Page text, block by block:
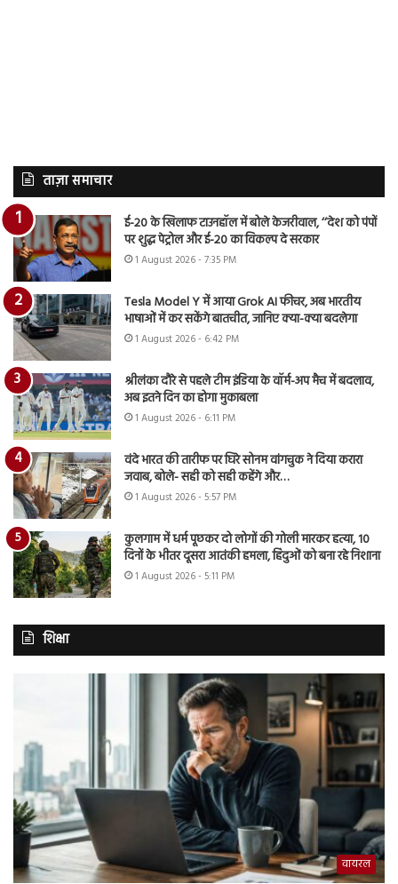
ताज़ा समाचार
ई-20 के खिलाफ टाउनहॉल में बोले केजरीवाल, ‘‘देश को पंपों
पर शुद्ध पेट्रोल और ई-20 का विकल्प दे सरकार
1 August 2026 - 7:35 PM
Tesla Model Y में आया Grok AI फीचर, अब भारतीय
भाषाओं में कर सकेंगे बातचीत, जानिए क्या-क्या बदलेगा
1 August 2026 - 6:42 PM
श्रीलंका दौरे से पहले टीम इंडिया के वॉर्म-अप मैच में बदलाव,
अब इतने दिन का होगा मुकाबला
1 August 2026 - 6:11 PM
वंदे भारत की तारीफ पर घिरे सोनम वांगचुक ने दिया करारा
जवाब, बोले- सही को सही कहेंगे और…
1 August 2026 - 5:57 PM
कुलगाम में धर्म पूछकर दो लोगों की गोली मारकर हत्या, 10
दिनों के भीतर दूसरा आतंकी हमला, हिंदुओं को बना रहे निशाना
1 August 2026 - 5:11 PM
शिक्षा
वायरल